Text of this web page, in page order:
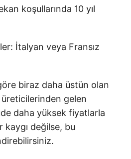
koşullarında 10 yıl
İtalyan veya Fransız
biraz daha üstün olan
gelen
daha yüksek fiyatlarla
kaygı değilse, bu